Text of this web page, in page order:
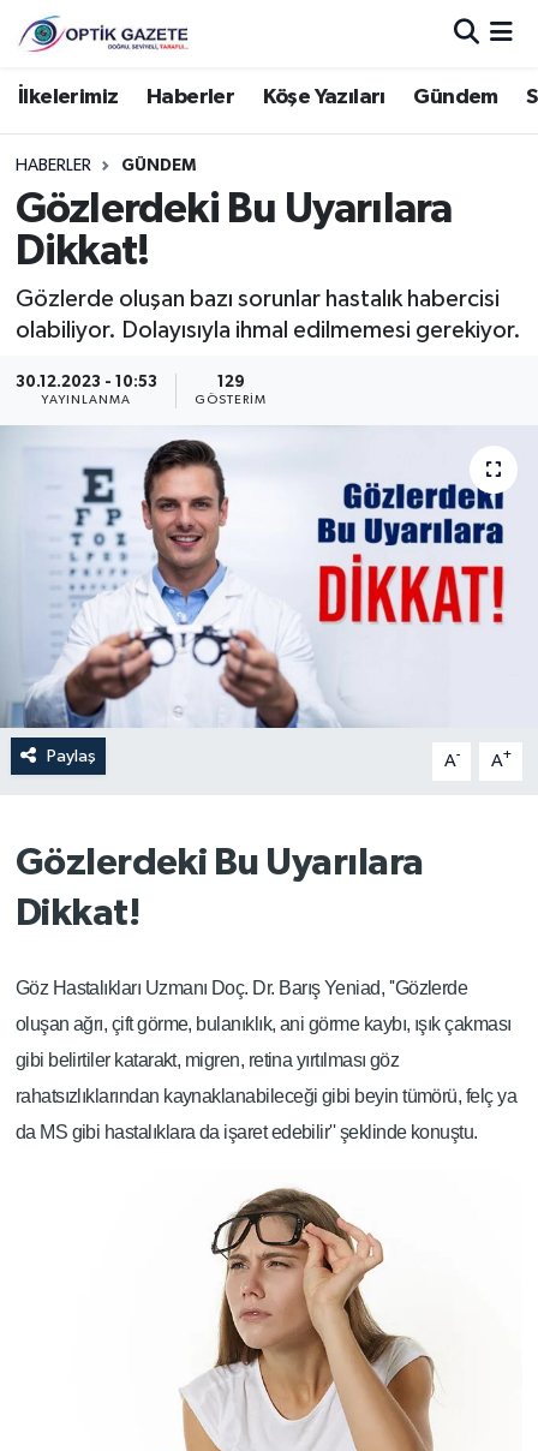
İlkelerimiz Haberler Köşe Yazıları Gündem
HABERLER GÜNDEM
Gözlerdeki Bu Uyarılara
Dikkat!
Gözlerde oluşan bazı sorunlar hastalık habercisi
olabiliyor. Dolayısıyla ihmal edilmemesi gerekiyor.
30.12.2023 - 10:53
YAYINLANMA
129
GÖSTERIM
Paylaş A- A+
Gözlerdeki Bu Uyarılara
Dikkat!
Göz Hastalıkları Uzmanı Doç. Dr. Barış Yeniad, ''Gözlerde
oluşan ağrı, çift görme, bulanıklık, ani görme kaybı, ışık çakması
gibi belirtiler katarakt, migren, retina yırtılması göz
rahatsızlıklarından kaynaklanabileceği gibi beyin tümörü, felç ya
da MS gibi hastalıklara da işaret edebilir'' şeklinde konuştu.
Nöbetçi Eczaneler
Hava Durumu
İstanbul Namaz Vakitleri
Süper Lig Puan Durumu ve Fikstür
Tüm Manşetler
Son Dakika Haberleri
Haber Arşivi